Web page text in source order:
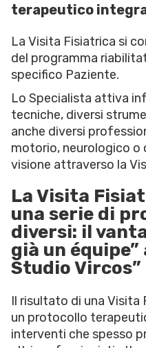
terapeutico
La Visita Fisiatrica si
del programma
specifico Paziente.
Lo Specialista attiva
tecniche, diversi
anche diversi
motorio, neurologico o
visione attraverso la
La Visita
una serie di
diversi: il
già un
Studio Vircos”
Il risultato di una Visita
un protocollo
interventi che spesso